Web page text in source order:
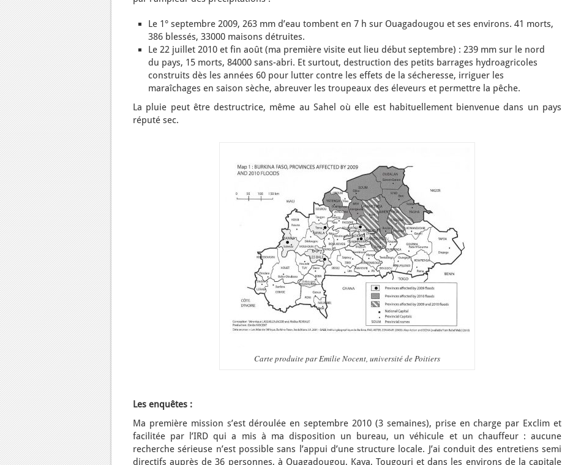
Le 1° septembre 2009, 263 mm d’eau tombent en 7 h sur Ouagadougou et ses environs. 41 morts,
386 blessés, 33000 maisons détruites.
Le 22 juillet 2010 et fin août (ma première visite eut lieu début septembre) : 239 mm sur le nord
du pays, 15 morts, 84000 sans-abri. Et surtout, destruction des petits barrages hydroagricoles
construits dès les années 60 pour lutter contre les effets de la sécheresse, irriguer les
maraîchages en saison sèche, abreuver les troupeaux des éleveurs et permettre la pêche.
La pluie peut être destructrice, même au Sahel où elle est habituellement bienvenue dans un pays
réputé sec.
Carte produite par Emilie Nocent, université de Poitiers
Les enquêtes :
Ma première mission s’est déroulée en septembre 2010 (3 semaines), prise en charge par Exclim et
facilitée par l’IRD qui a mis à ma disposition un bureau, un véhicule et un chauffeur : aucune
recherche sérieuse n’est possible sans l’appui d’une structure locale. J’ai conduit des entretiens semi
directifs auprès de 36 personnes, à Ouagadougou, Kaya, Tougouri et dans les environs de la capitale